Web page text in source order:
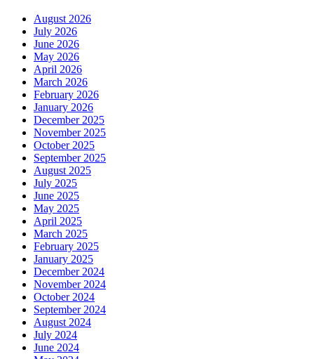
August 2026
July 2026
June 2026
May 2026
April 2026
March 2026
February 2026
January 2026
December 2025
November 2025
October 2025
September 2025
August 2025
July 2025
June 2025
May 2025
April 2025
March 2025
February 2025
January 2025
December 2024
November 2024
October 2024
September 2024
August 2024
July 2024
June 2024